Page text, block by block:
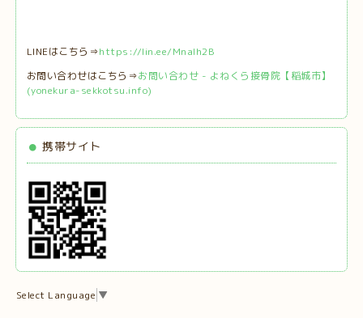
LINEはこちら⇒https://lin.ee/MnaIh2B
お問い合わせはこちら⇒お問い合わせ - よねくら接骨院【稲城市】
(yonekura-sekkotsu.info)
携帯サイト
Select Language ▼